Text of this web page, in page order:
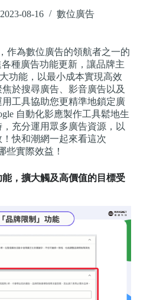
2023-08-16 數位廣告
作為數位廣告的領航者之一的
種廣告功能更新，讓品牌主
功能，以最小成本實現高效
於搜尋廣告、影音廣告以及
工具協助您更精準地鎖定廣
自動化影應製作工具鬆地生
充分運用眾多廣告資源，以
快和潮網一起來看這次
些實際效益！
，擴大觸及高價值的目標受